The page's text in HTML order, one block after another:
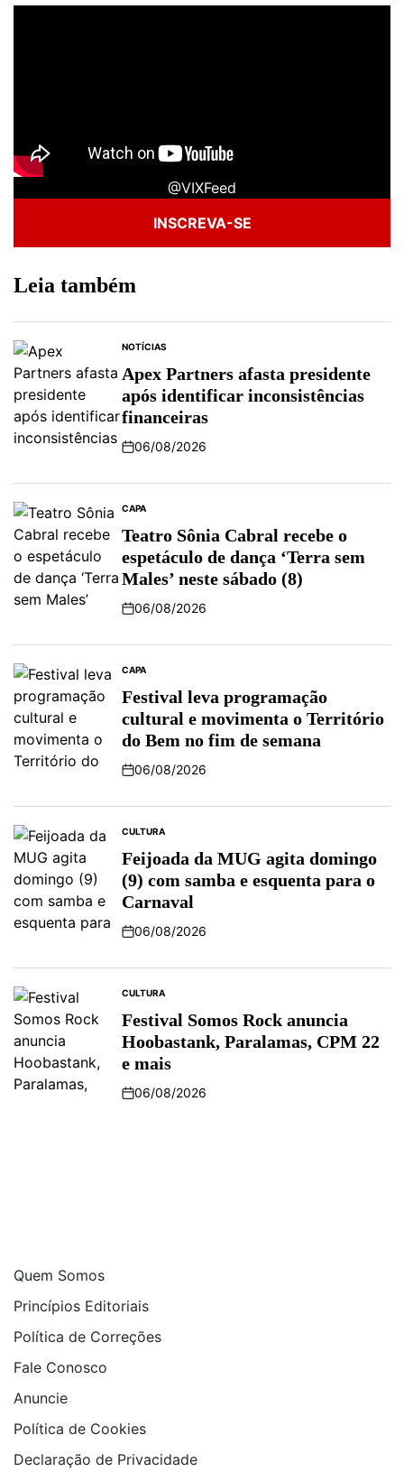
@VIXFeed
INSCREVA-SE
Leia também
NOTÍCIAS
Apex Partners afasta presidente
após identificar inconsistências
financeiras
06/08/2026
CAPA
Teatro Sônia Cabral recebe o
espetáculo de dança ‘Terra sem
Males’ neste sábado (8)
06/08/2026
CAPA
Festival leva programação
cultural e movimenta o Território
do Bem no fim de semana
06/08/2026
CULTURA
Feijoada da MUG agita domingo
(9) com samba e esquenta para o
Carnaval
06/08/2026
CULTURA
Festival Somos Rock anuncia
Hoobastank, Paralamas, CPM 22
e mais
06/08/2026
Quem Somos
Princípios Editoriais
Política de Correções
Fale Conosco
Anuncie
Política de Cookies
Declaração de Privacidade